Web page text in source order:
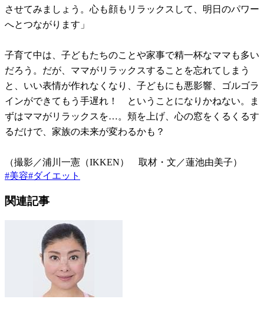
させてみましょう。心も顔もリラックスして、明日のパワー
へとつながります」
子育て中は、子どもたちのことや家事で精一杯なママも多い
だろう。だが、ママがリラックスすることを忘れてしまう
と、いい表情が作れなくなり、子どもにも悪影響、ゴルゴラ
インができてもう手遅れ！ ということになりかねない。ま
ずはママがリラックスを…。頬を上げ、心の窓をくるくるす
るだけで、家族の未来が変わるかも？
（撮影／浦川一憲（IKKEN） 取材・文／蓮池由美子）
#美容#ダイエット
関連記事